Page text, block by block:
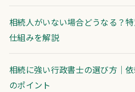
相続人がいない場合どうなる？
仕組みを解説
相続に強い行政書士の選び方｜
のポイント